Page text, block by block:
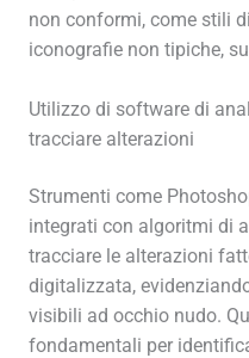
non conformi, come stili
iconografie non tipiche,
Utilizzo di software di
tracciare alterazioni
Strumenti come
integrati con algoritmi di
tracciare le alterazioni
digitalizzata,
visibili ad occhio nudo.
fondamentali per